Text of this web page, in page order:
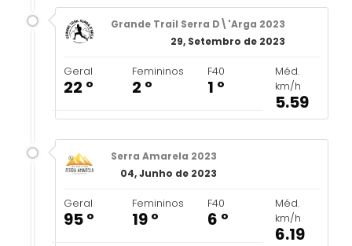
Grande Trail Serra D\'Arga 2023
29, Setembro de 2023
Geral
22 º
Femininos
2 º
F40
1 º
Méd.
km/h
5.59
Serra Amarela 2023
04, Junho de 2023
Geral
95 º
Femininos
19 º
F40
6 º
Méd.
km/h
6.19